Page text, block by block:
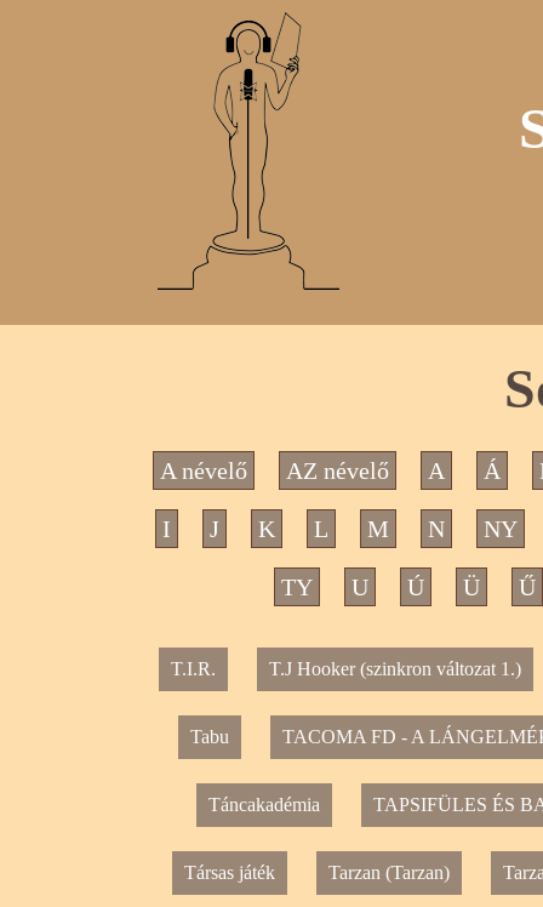
A névelő AZ névelő A Á
I J K L M N NY
TY U Ú Ü Ű
T.I.R. T.J Hooker (szinkron változat 1.)
Tabu TACOMA FD - A
Táncakadémia TAPSIFÜLES ÉS
Társas játék Tarzan (Tarzan)